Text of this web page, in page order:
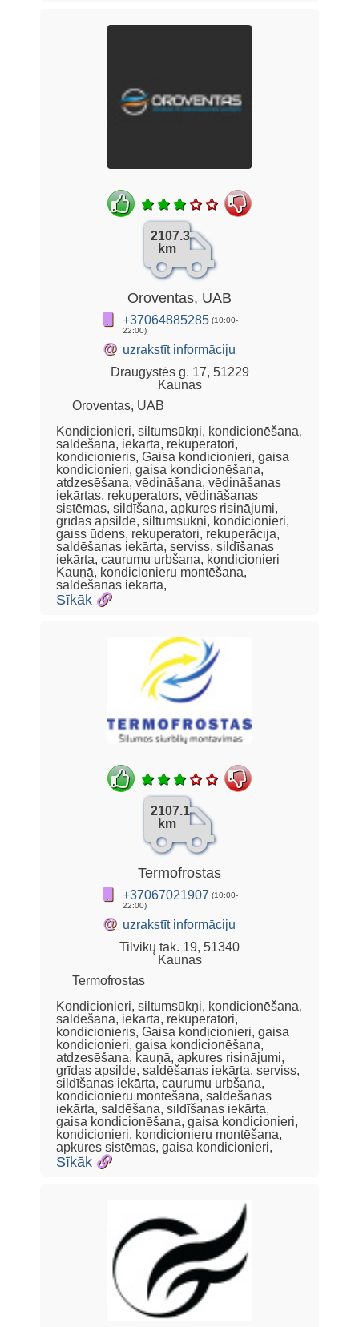
2107.3
km
Oroventas, UAB
+37064885285 (10:00-
22:00)
@ uzrakstīt informāciju
Draugystės g. 17, 51229
Kaunas
Oroventas, UAB
Kondicionieri, siltumsūkņi, kondicionēšana,
saldēšana, iekārta, rekuperatori,
kondicionieris, Gaisa kondicionieri, gaisa
kondicionieri, gaisa kondicionēšana,
atdzesēšana, vēdināšana, vēdināšanas
iekārtas, rekuperators, vēdināšanas
sistēmas, sildīšana, apkures risinājumi,
grīdas apsilde, siltumsūkņi, kondicionieri,
gaiss ūdens, rekuperatori, rekuperācija,
saldēšanas iekārta, serviss, sildīšanas
iekārta, caurumu urbšana, kondicionieri
Kauņā, kondicionieru montēšana,
saldēšanas iekārta,
Sīkāk
2107.1
km
Termofrostas
+37067021907 (10:00-
22:00)
@ uzrakstīt informāciju
Tilvikų tak. 19, 51340
Kaunas
Termofrostas
Kondicionieri, siltumsūkņi, kondicionēšana,
saldēšana, iekārta, rekuperatori,
kondicionieris, Gaisa kondicionieri, gaisa
kondicionieri, gaisa kondicionēšana,
atdzesēšana, kauņā, apkures risinājumi,
grīdas apsilde, saldēšanas iekārta, serviss,
sildīšanas iekārta, caurumu urbšana,
kondicionieru montēšana, saldēšanas
iekārta, saldēšana, sildīšanas iekārta,
gaisa kondicionēšana, gaisa kondicionieri,
kondicionieri, kondicionieru montēšana,
apkures sistēmas, gaisa kondicionieri,
Sīkāk